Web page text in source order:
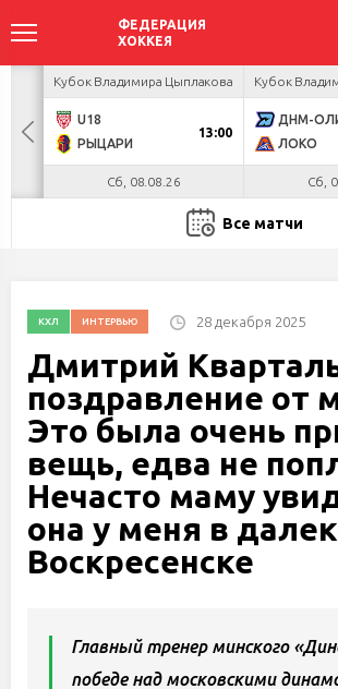
Кубок Владимира Цыплакова
U18
РЫЦАРИ
13:00
Сб, 08.08.26
Кубок
ЛОКО
Сб,
Все матчи
КХЛ ИНТЕРВЬЮ 28 декабря 2025
Дмитрий
поздравление от
Это была очень
вещь, едва не
Нечасто маму
она у меня в
Воскресенске
Главный тренер минского
победе над московскими